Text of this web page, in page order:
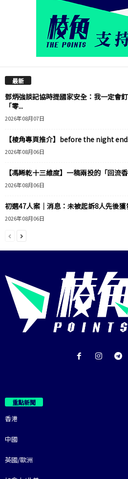
最新
鄧炳強談記協時提國家安全：我一定會
「零...
2026年08月07日
【棱角專頁推介】before the night
2026年08月06日
【馮睎乾十三維度】一稿兩投的「回流
2026年08月06日
初選47人案｜消息：未被起訴8人先後
2026年08月06日
重點新聞
香港
中國
英國/歐洲